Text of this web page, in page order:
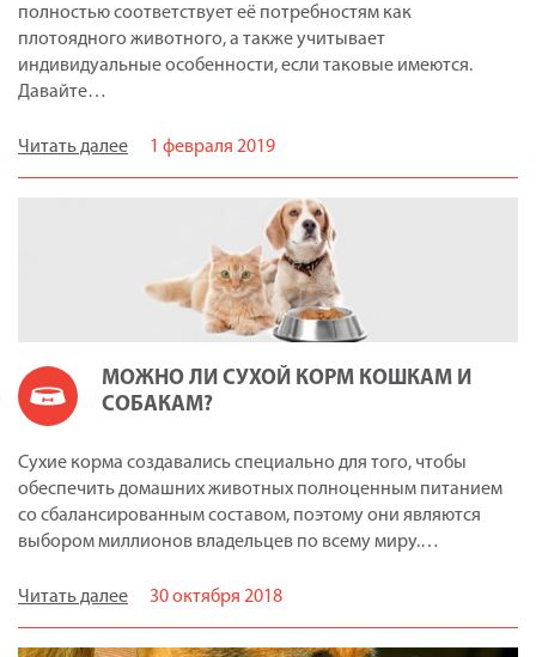
полностью соответствует её потребностям как
плотоядного животного, а также учитывает
индивидуальные особенности, если таковые имеются.
Давайте…
Читать далее 1 февраля 2019
МОЖНО ЛИ СУХОЙ КОРМ КОШКАМ И
СОБАКАМ?
Сухие корма создавались специально для того, чтобы
обеспечить домашних животных полноценным питанием
со сбалансированным составом, поэтому они являются
выбором миллионов владельцев по всему миру.…
Читать далее 30 октября 2018